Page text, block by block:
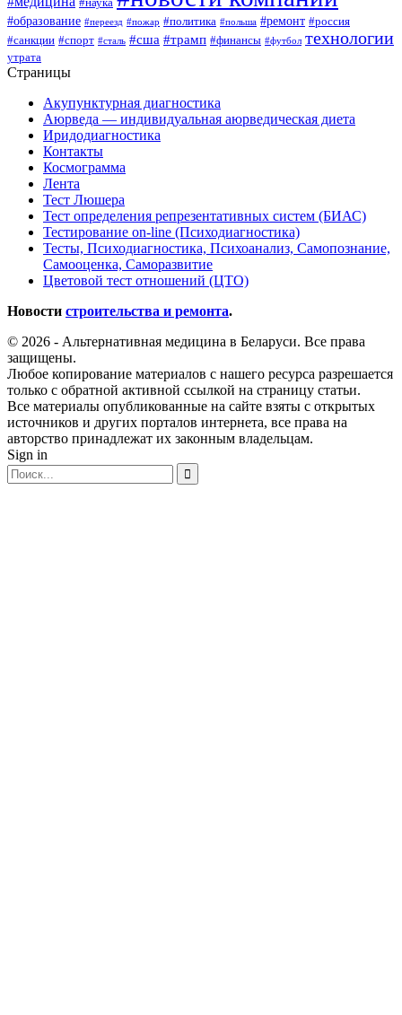
#наука
#образование #переезд #пожар #политика #польша #ремонт #россия
#санкции #спорт #сталь #сша #трамп #финансы #футбол технологии
утрата
Страницы
Акупунктурная диагностика
Аюрведа — индивидуальная аюрведическая диета
Иридодиагностика
Контакты
Космограмма
Лента
Тест Люшера
Тест определения репрезентативных систем (БИАС)
Тестирование on-line (Психодиагностика)
Тесты, Психодиагностика, Психоанализ, Самопознание,
Самооценка, Саморазвитие
Цветовой тест отношений (ЦТО)
Новости строительства и ремонта.
© 2026 - Альтернативная медицина в Беларуси. Все права
защищены.
Любое копирование материалов с нашего ресурса разрешается
только с обратной активной ссылкой на страницу статьи.
Все материалы опубликованные на сайте взяты с открытых
источников и других порталов интернета, все права на
авторство принадлежат их законным владельцам.
Sign in